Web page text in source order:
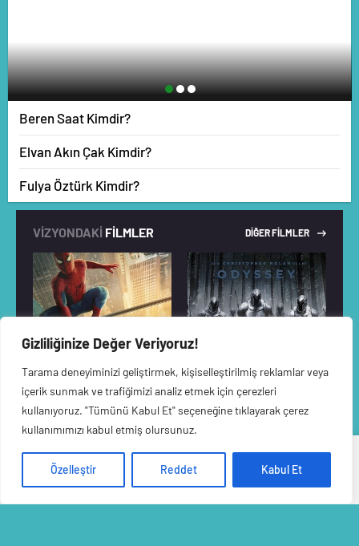
Gizliliğinize Değer Veriyoruz!
Tarama deneyiminizi geliştirmek, kişiselleştirilmiş reklamlar veya
içerik sunmak ve trafiğimizi analiz etmek için çerezleri
kullanıyoruz. "Tümünü Kabul Et" seçeneğine tıklayarak çerez
kullanımımızı kabul etmiş olursunuz.
Özelleştir Reddet Kabul Et
Beren Saat Kimdir?
Elvan Akın Çak Kimdir?
Fulya Öztürk Kimdir?
VİZYONDAKİ FİLMLER DİĞER FİLMLER
Örümcek-Adam: Yepyeni Bir Gün
Veri politikasındaki amaçlarla sınırlı ve mevzuata uygun şekilde
çerez konumlandırmaktayız. Detaylar için
veri politikamızı
inceleyebilirsiniz.